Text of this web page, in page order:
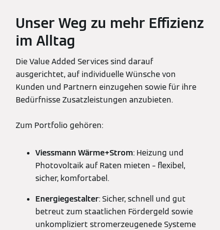
Unser Weg zu mehr Effizienz
im Alltag
Die Value Added Services sind darauf
ausgerichtet, auf individuelle Wünsche von
Kunden und Partnern einzugehen sowie für ihre
Bedürfnisse Zusatzleistungen anzubieten.
Zum Portfolio gehören:
Viessmann Wärme+Strom: Heizung und
Photovoltaik auf Raten mieten – flexibel,
sicher, komfortabel.
Energiegestalter: Sicher, schnell und gut
betreut zum staatlichen Fördergeld sowie
unkompliziert stromerzeugenede Systeme